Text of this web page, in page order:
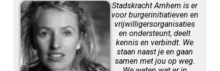
Stadskracht Arnhem is er
voor burgerinitiatieven en
vrijwilligersorganisaties
en ondersteunt, deelt
kennis en verbindt. We
staan naast je en gaan
samen met jou op weg.